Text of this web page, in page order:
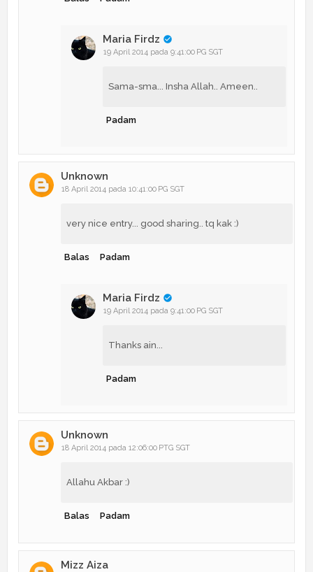
Maria Firdz
19 April 2014 pada 9:41:00 PG SGT
Sama-sma... Insha Allah.. Ameen..
Padam
Unknown
18 April 2014 pada 10:41:00 PG SGT
very nice entry... good sharing.. tq kak :)
Balas Padam
Maria Firdz
19 April 2014 pada 9:41:00 PG SGT
Thanks ain...
Padam
Unknown
18 April 2014 pada 12:06:00 PTG SGT
Allahu Akbar :)
Balas Padam
Mizz Aiza